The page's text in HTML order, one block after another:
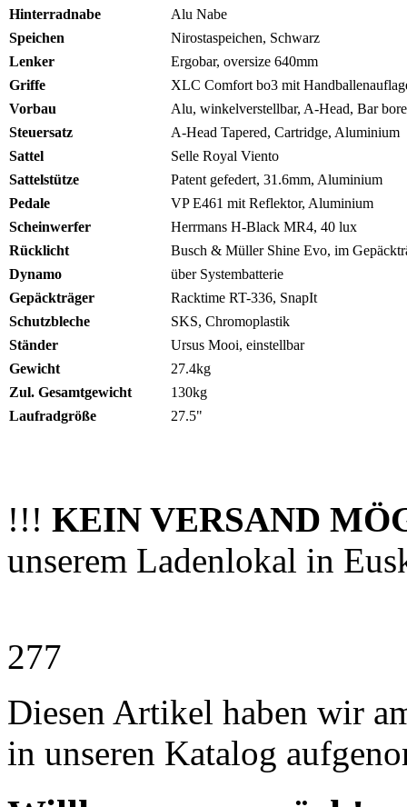
Hinterradnabe
Alu Nabe
Speichen
Nirostaspeichen, Schwarz
Lenker
Ergobar, oversize 640mm
Griffe
XLC Comfort bo3 mit
Vorbau
Alu, winkelverstellbar, A-Head, Bar
Steuersatz
A-Head Tapered, Cartridge, Aluminium
Sattel
Selle Royal Viento
Sattelstütze
Patent gefedert, 31.6mm, Aluminium
Pedale
VP E461 mit Reflektor, Aluminium
Scheinwerfer
Herrmans H-Black MR4, 40 lux
Rücklicht
Busch & Müller Shine Evo, im
Dynamo
über Systembatterie
Gepäckträger
Racktime RT-336, SnapIt
Schutzbleche
SKS, Chromoplastik
Ständer
Ursus Mooi, einstellbar
Gewicht
27.4kg
Zul. Gesamtgewicht
130kg
Laufradgröße
27.5"
!!! KEIN VERSAND
unserem Ladenlokal in
277
Diesen Artikel haben wir
in unseren Katalog